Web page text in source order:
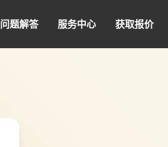
问题解答 服务中心 获取报价